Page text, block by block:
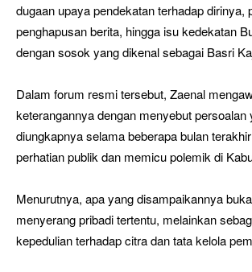
dugaan upaya pendekatan terhadap dirinya,
penghapusan berita, hingga isu kedekatan
dengan sosok yang dikenal sebagai Basri
Dalam forum resmi tersebut, Zaenal
keterangannya dengan menyebut persoalan
diungkapnya selama beberapa bulan
perhatian publik dan memicu polemik di
Menurutnya, apa yang disampaikannya
menyerang pribadi tertentu, melainkan
kepedulian terhadap citra dan tata kelola